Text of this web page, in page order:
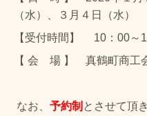
（水）、３月４日（水）
【受付時間】 10：00～
【 会 場 】 真鶴町商工
なお、 予約制 とさせて頂